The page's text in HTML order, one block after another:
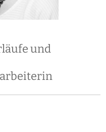
und